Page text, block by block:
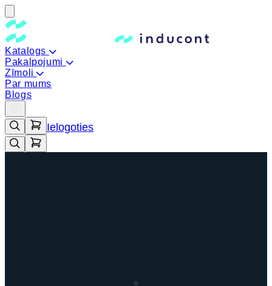
Katalogs
Pakalpojumi
Zīmoli
Par mums
Blogs
Ielogoties